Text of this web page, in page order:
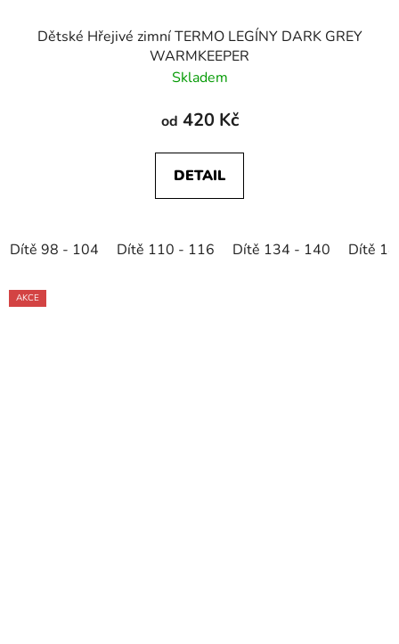
Dětské Hřejivé zimní TERMO LEGÍNY DARK GREY
WARMKEEPER
Skladem
od 420 Kč
DETAIL
Dítě 98 - 104 Dítě 110 - 116 Dítě 134 - 140 Dítě
AKCE